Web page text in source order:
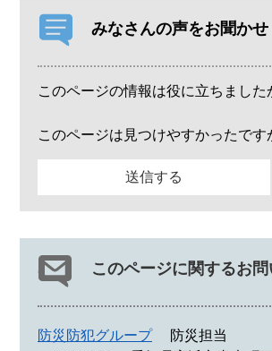
みなさんの声をお聞か
このページの情報は役に立ちました
このページは見つけやすかったです
このページに関するお
防災防犯グループ
防災担当